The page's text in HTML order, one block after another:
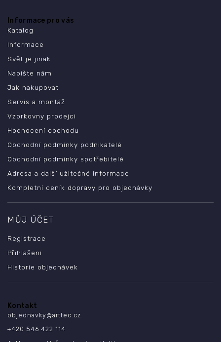
Informace pro vás
Katalog
Informace
Svět je jinak
Napište nám
Jak nakupovat
Servis a montáž
Vzorkovny prodejci
Hodnocení obchodu
Obchodní podmínky podnikatelé
Obchodní podmínky spotřebitelé
Adresa a další užitečné informace
Kompletní ceník dopravy pro objednávky
MŮJ ÚČET
Registrace
Přihlášení
Historie objednávek
Kontakt
objednavky@arttec.cz
+420 546 422 114